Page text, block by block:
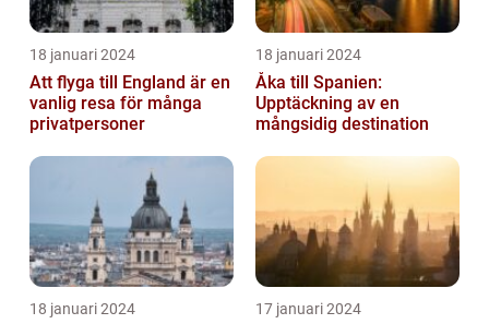
18 januari 2024
Att flyga till England är en
vanlig resa för många
privatpersoner
18 januari 2024
Åka till Spanien:
Upptäckning av en
mångsidig destination
18 januari 2024 17 januari 2024